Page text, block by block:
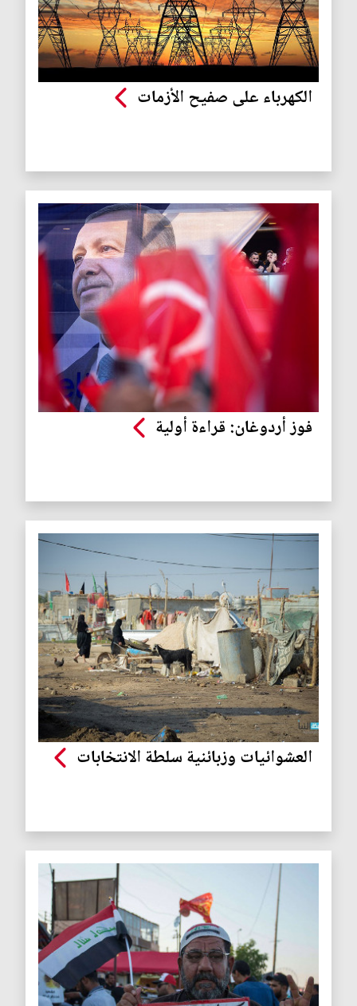
الكهرباء على صفيح الأزمات
فوز أردوغان: قراءة أولية
العشوائيات وزبائنية سلطة الانتخابات